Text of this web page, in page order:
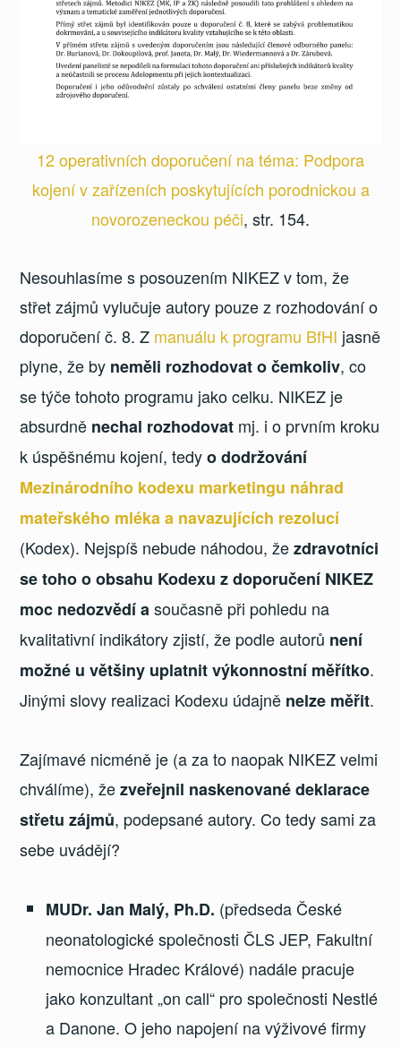
12 operativních doporučení na téma: Podpora
kojení v zařízeních poskytujících porodnickou a
novorozeneckou péči, str. 154.
Nesouhlasíme s posouzením NIKEZ v tom, že
střet zájmů vylučuje autory pouze z rozhodování o
doporučení č. 8. Z manuálu k programu BfHI jasně
plyne, že by neměli rozhodovat o čemkoliv, co
se týče tohoto programu jako celku. NIKEZ je
absurdně nechal rozhodovat mj. i o prvním kroku
k úspěšnému kojení, tedyo dodržování
Mezinárodního kodexu marketingu náhrad
mateřského mléka a navazujících rezolucí
(Kodex). Nejspíš nebude náhodou, žezdravotníci
se toho o obsahu Kodexu z doporučení NIKEZ
moc nedozvědí asoučasně při pohledu na
kvalitativní indikátory zjistí, že podle autorů není
možné u většiny uplatnit výkonnostní měřítko.
Jinými slovy realizaci Kodexu údajně nelze měřit.
Zajímavé nicméně je (a za to naopak NIKEZ velmi
chválíme), žezveřejnil naskenované deklarace
střetu zájmů, podepsané autory. Co tedy sami za
sebe uvádějí?
MUDr. Jan Malý, Ph.D. (předseda České
neonatologické společnosti ČLS JEP, Fakultní
nemocnice Hradec Králové) nadále pracuje
jako konzultant „on call“ pro společnosti Nestlé
a Danone. O jeho napojení na výživové firmy